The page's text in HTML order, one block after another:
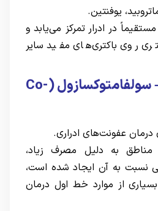
یوفنتین.
در ادرار تمرکز می‌یابد و
روی باکتری‌های مفید سایر
۳. تری‌متوپریم – سولفامتوکسازول (Co-
عفونت‌های ادراری.
به دلیل مصرف زیاد،
نسبت به آن ایجاد شده است،
از موارد خط اول درمان